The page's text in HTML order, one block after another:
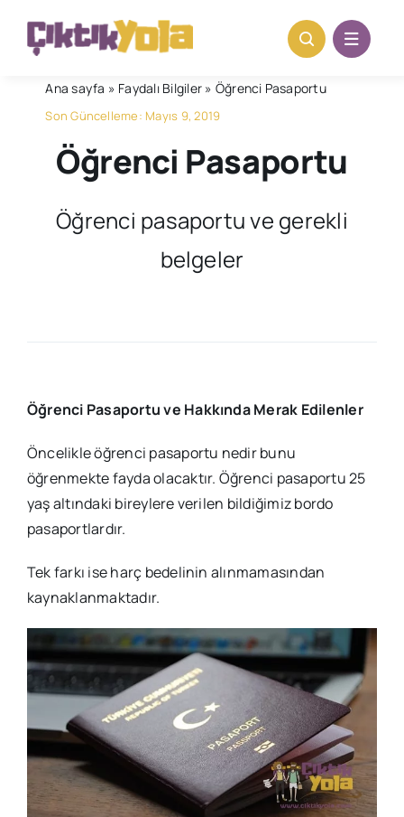
content
Ana sayfa » Faydalı Bilgiler » Öğrenci Pasaportu
Son Güncelleme: Mayıs 9, 2019
Öğrenci Pasaportu
Öğrenci pasaportu ve gerekli
belgeler
Öğrenci Pasaportu ve Hakkında Merak Edilenler
Öncelikle öğrenci pasaportu nedir bunu
öğrenmekte fayda olacaktır. Öğrenci pasaportu 25
yaş altındaki bireylere verilen bildiğimiz bordo
pasaportlardır.
Tek farkı ise harç bedelinin alınmamasından
kaynaklanmaktadır.